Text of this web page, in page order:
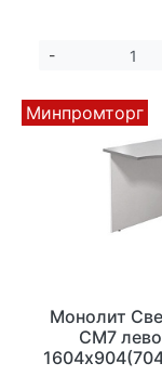
-
Минпромторг
Монолит
СМ7